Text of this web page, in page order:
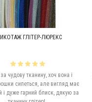
ГЛІТЕР-ЛЮРЕКС
чудову тканину, хоч вона і
сипеться, але вигляд має
і дуже гарний блиск, дякую за